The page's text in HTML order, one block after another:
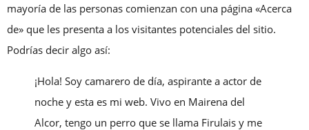
mayoría de las personas comienzan con una página «Acerca
de» que les presenta a los visitantes potenciales del sitio.
Podrías decir algo así:
¡Hola! Soy camarero de día, aspirante a actor de
noche y esta es mi web. Vivo en Mairena del
Alcor, tengo un perro que se llama Firulais y me